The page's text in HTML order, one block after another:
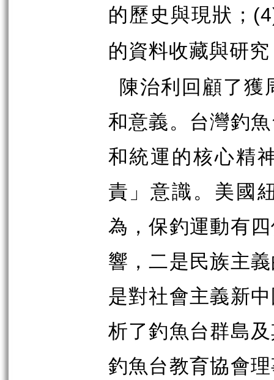
的歷史與現狀；
的資料收藏與研
陳治利回顧了獲
和意義。台灣釣
和統運的核心精
責」意識。美國
為，保釣運動有
響，二是民族主
是對社會主義新
析了釣魚台群島
釣魚台教育協會